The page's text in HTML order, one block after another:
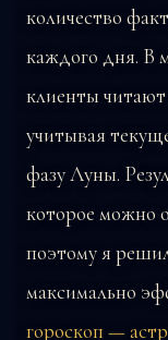
количество
каждого дня. В
клиенты читают
учитывая
фазу Луны.
которое можно
поэтому я
максимально
гороскоп —